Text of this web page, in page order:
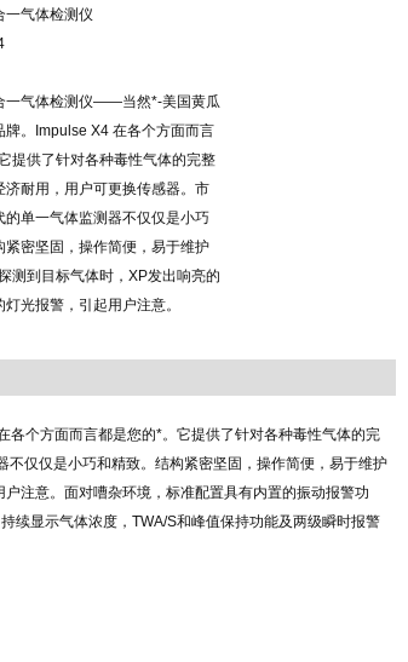
一气体检测仪
一气体检测仪——当然*-美国黄瓜
牌。Impulse X4 在各个方面而言
提供了针对各种毒性气体的完整
济耐用，用户可更换传感器。市
的单一气体监测器不仅仅是小巧
紧密坚固，操作简便，易于维护
测到目标气体时，XP发出响亮的
光报警，引起用户注意。
个方面而言都是您的*。它提供了针对各种毒性气体的完
仅仅是小巧和精致。结构紧密坚固，操作简便，易于维护
注意。面对嘈杂环境，标准配置具有内置的振动报警功
续显示气体浓度，TWA/S和峰值保持功能及两级瞬时报警